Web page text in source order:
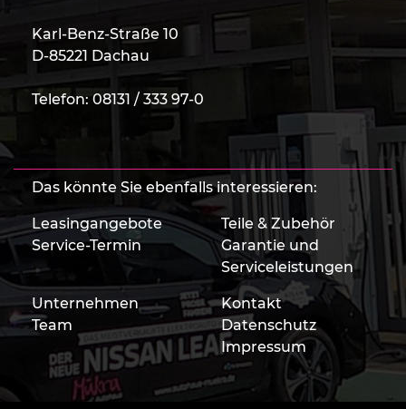
Karl-Benz-Straße 10
D-85221 Dachau
Telefon: 08131 / 333 97-0
Das könnte Sie ebenfalls interessieren:
Leasingangebote
Service-Termin
Teile & Zubehör
Garantie und
Serviceleistungen
Unternehmen
Team
Kontakt
Datenschutz
Impressum